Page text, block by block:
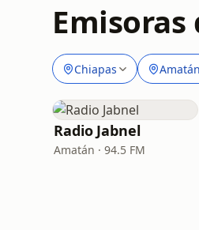
Chiapas Amatán
Radio Jabnel
Amatán · 94.5 FM